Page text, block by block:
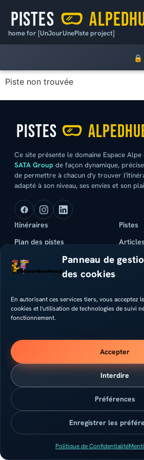
Panneau de
des cookies
En autorisant ces services tiers, vous acceptez
cookies et l'utilisation de technologies de suivi
fonctionnement.
Accepter
Interdire
Préférences
Enregistrer les
Politique de Confidentialité
home for [UnJourUnePiste project]
Piste non trouvée
Ce site présente le domaine Espace Alpe
SATA Group de façon dynamique,
de permettre à chacun d'y trouver
adapté à son niveau, ses envies et son
Itinéraires
Pistes
Plan des pistes
Météo
À
© 2026 PistesAlpedHuez.com